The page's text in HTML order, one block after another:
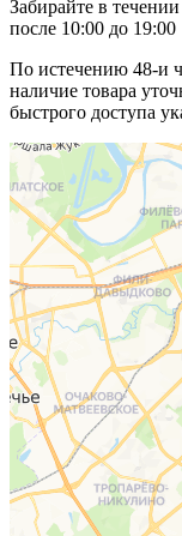
Забирайте в
после 10:00 до 19:00
По истечению 48-и
наличие товара
быстрого доступа